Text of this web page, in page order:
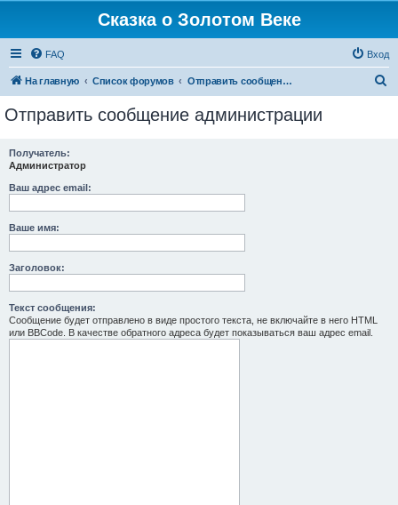
Сказка о Золотом Веке
FAQ Вход
На главную Список форумов Отправить сообщение администрации
Отправить сообщение администрации
Получатель:
Администратор
Ваш адрес email:
Ваше имя:
Заголовок:
Текст сообщения:
Сообщение будет отправлено в виде простого текста, не включайте в него HTML
или BBCode. В качестве обратного адреса будет показываться ваш адрес email.